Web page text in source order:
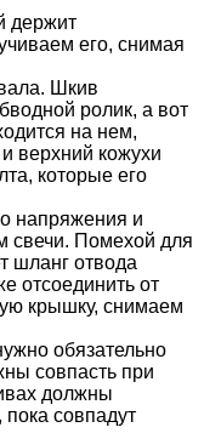
держит
его, снимая
Шкив
ролик, а вот
на нем,
верхний кожухи
которые его
напряжения и
свечи. Помехой для
шланг отвода
отсоединить от
крышку, снимаем
обязательно
совпасть при
должны
совпадут